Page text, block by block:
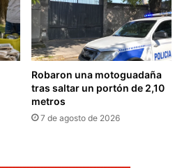
Robaron una motoguadaña
tras saltar un portón de 2,10
metros
7 de agosto de 2026